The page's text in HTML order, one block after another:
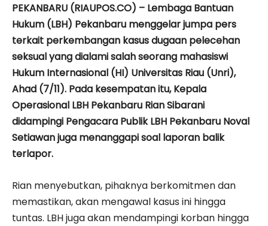
PEKANBARU (RIAUPOS.CO) – Lembaga Bantuan
Hukum (LBH) Pekanbaru menggelar jumpa pers
terkait perkembangan kasus dugaan pelecehan
seksual yang dialami salah seorang mahasiswi
Hukum Internasional (HI) Universitas Riau (Unri),
Ahad (7/11). Pada kesempatan itu, Kepala
Operasional LBH Pekanbaru Rian Sibarani
didampingi Pengacara Publik LBH Pekanbaru Noval
Setiawan juga menanggapi soal laporan balik
terlapor.
Rian menyebutkan, pihaknya berkomitmen dan
memastikan, akan mengawal kasus ini hingga
tuntas. LBH juga akan mendampingi korban hingga